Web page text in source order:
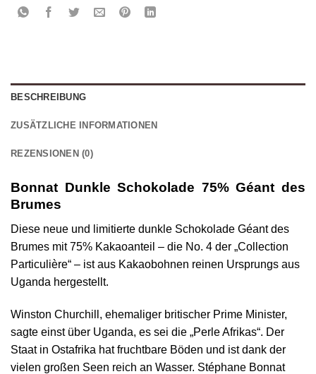
BESCHREIBUNG
ZUSÄTZLICHE INFORMATIONEN
REZENSIONEN (0)
Bonnat Dunkle Schokolade 75% Géant des
Brumes
Diese neue und limitierte dunkle Schokolade Géant des
Brumes mit 75% Kakaoanteil – die No. 4 der „Collection
Particulière“ – ist aus Kakaobohnen reinen Ursprungs aus
Uganda hergestellt.
Winston Churchill, ehemaliger britischer Prime Minister,
sagte einst über Uganda, es sei die „Perle Afrikas“. Der
Staat in Ostafrika hat fruchtbare Böden und ist dank der
vielen großen Seen reich an Wasser. Stéphane Bonnat